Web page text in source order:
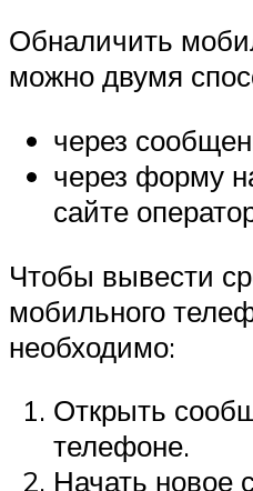
Обналичить
можно двумя
через
через форму
сайте
Чтобы вывести
мобильного
необходимо:
Открыть
телефоне.
Начать новое